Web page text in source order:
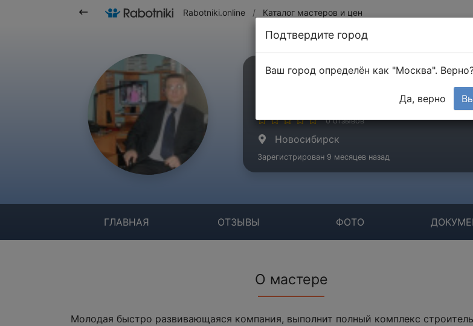
Rabotniki.online / Каталог мастеров и цен
ООО "РЕГИОНАГРОСТРОЙ"
0 отзывов
Новосибирск
Зарегистрирован 9 месяцев назад
ГЛАВНАЯ ОТЗЫВЫ ФОТО
О мастере
Молодая быстро развивающаяся компания, выполнит полный комплекс
Подтвердите город
Ваш город определён как "Москва".
Да, верно